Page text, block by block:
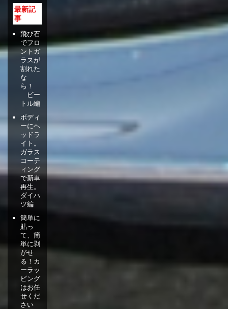
最新記
事
飛び石
でフロ
ントガ
ラスが
割れた
な
ら！
ビー
トル編
ボディ
ーにヘ
ッドラ
イト。
ガラス
コーテ
ィング
で新車
再生。
ダイハ
ツ編
簡単に
貼っ
て、簡
単に剥
がせ
る！カ
ーラッ
ピング
はお任
せくだ
さい